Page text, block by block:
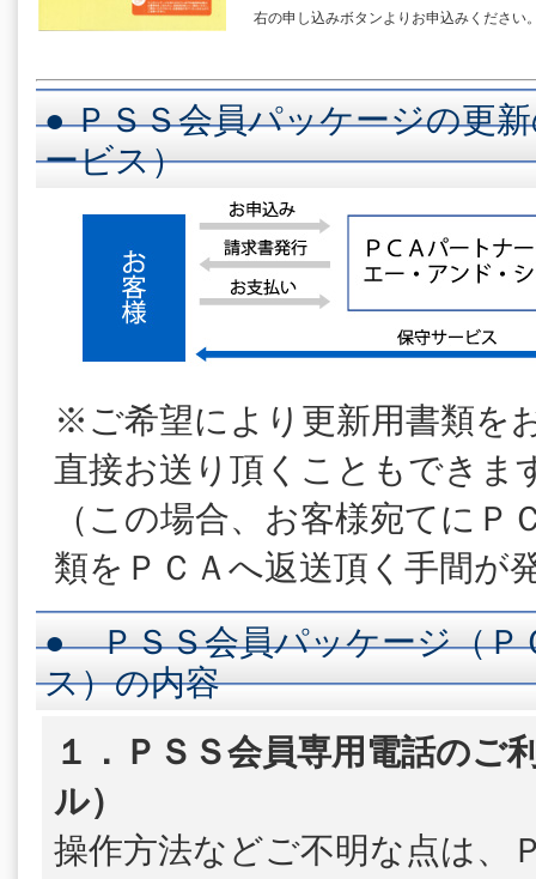
右の申し込みボタンよりお申込みください
● ＰＳＳ会員パッケージの更
ービス）
※ご希望により更新用書類を
直接お送り頂くこともできま
（この場合、お客様宛てにＰ
類をＰＣＡへ返送頂く手間が
● ＰＳＳ会員パッケージ（Ｐ
ス）の内容
１．ＰＳＳ会員専用電話のご
ル）
操作方法などご不明な点は、